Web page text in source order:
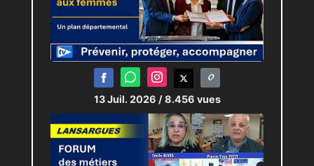
13 Juil. 2026 / 8.456 vues